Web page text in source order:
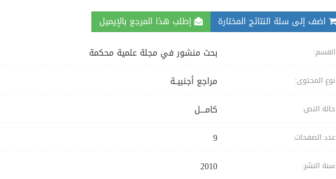
اضف إلى سلة النتائج المختارة إطلب هذا المرجع بالإيميل
القسم: بحث منشور في مجلة علمية محكمة
نوع المحتوى: مراجع أجنبيــة
حالة النص: كامــــل
عدد الصفحات: 9
سنة النشر: 2010